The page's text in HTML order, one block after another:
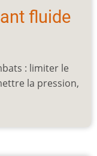
fluide
: limiter le
la pression,